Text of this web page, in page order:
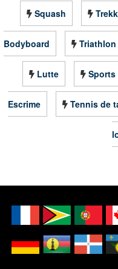
Squash
Bodyboard Triathlon
Lutte Sports
Escrime Tennis de